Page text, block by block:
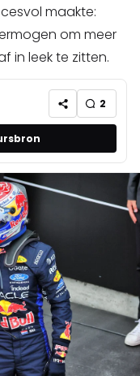
maakte:
om meer
in leek te zitten.
2